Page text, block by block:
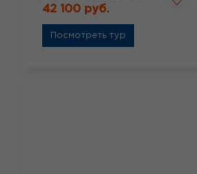
42 100 руб.
Посмотреть тур